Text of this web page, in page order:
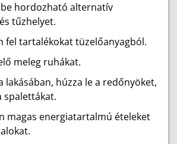
be hordozható alternatív
tűzhelyet.
fel tartalékokat tüzelőanyagból.
meleg ruhákat.
lakásában, húzza le a redőnyöket,
spalettákat.
magas energiatartalmú ételeket